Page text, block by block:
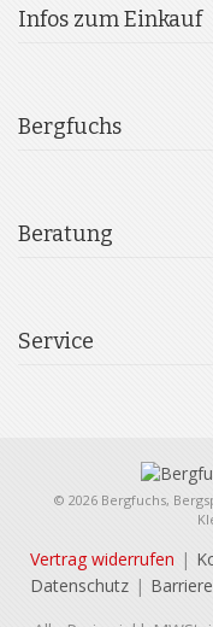
Infos zum Einkauf
Bergfuchs
Beratung
Service
© 2026 Bergfuchs,
Vertrag widerrufen
Datenschutz